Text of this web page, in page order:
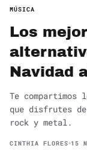
MÚSICA
Los
Navidad
Te
que disfrutes
rock y metal.
CINTHIA FLORES 15